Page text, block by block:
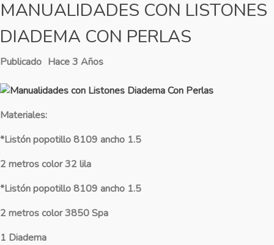
MANUALIDADES CON LISTONES
DIADEMA CON PERLAS
Publicado Hace 3 Años
Materiales:
*Listón popotillo 8109 ancho 1.5
2 metros color 32 lila
*Listón popotillo 8109 ancho 1.5
2 metros color 3850 Spa
1 Diadema